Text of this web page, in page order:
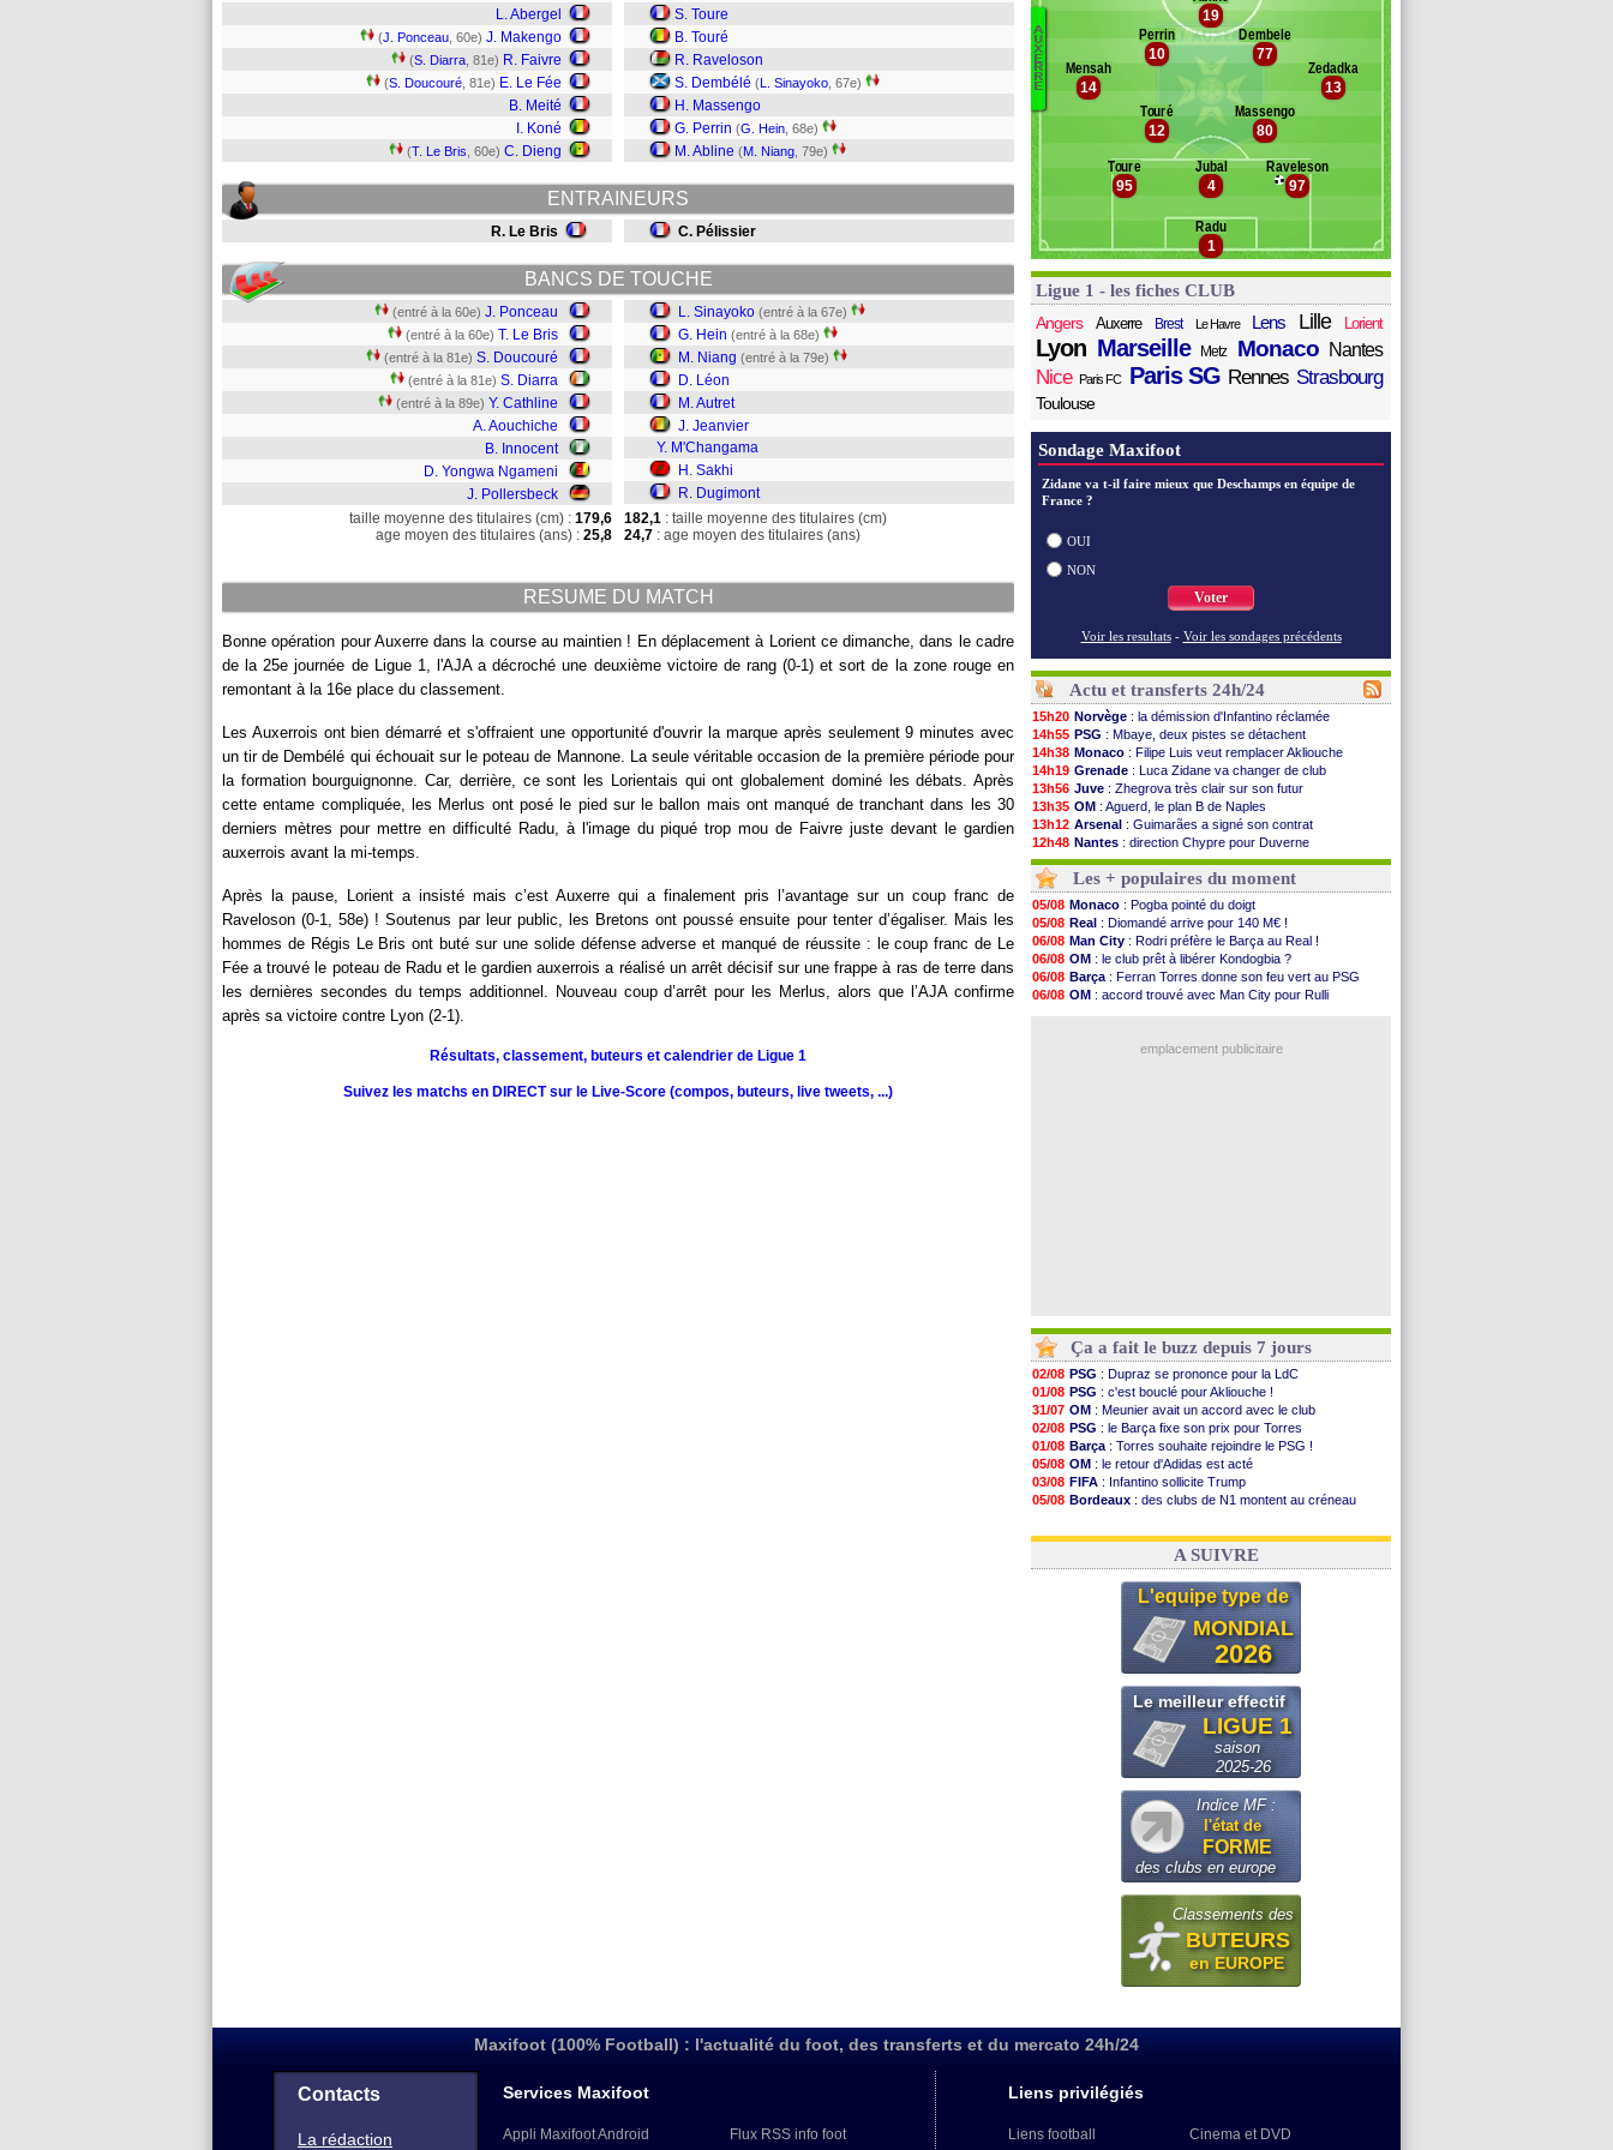
L. Abergel
(J. Ponceau , 60e) J. Makengo
(S. Diarra , 81e) R. Faivre
(S. Doucouré , 81e) E. Le Fée
B. Meité
I. Koné
(T. Le Bris , 60e) C. Dieng
S. Toure
B. Touré
R. Raveloson
S. Dembélé (L. Sinayoko , 67e)
H. Massengo
G. Perrin (G. Hein , 68e)
M. Abline (M. Niang , 79e)
ENTRAINEURS
R. Le Bris C. Pélissier
BANCS DE TOUCHE
(entré à la 60e) J. Ponceau
(entré à la 60e) T. Le Bris
(entré à la 81e) S. Doucouré
(entré à la 81e) S. Diarra
(entré à la 89e) Y. Cathline
A. Aouchiche
B. Innocent
D. Yongwa Ngameni
J. Pollersbeck
L. Sinayoko (entré à la 67e)
G. Hein (entré à la 68e)
M. Niang (entré à la 79e)
D. Léon
M. Autret
J. Jeanvier
Y. M'Changama
H. Sakhi
R. Dugimont
taille moyenne des titulaires (cm) : 179,6
age moyen des titulaires (ans) : 25,8
182,1 : taille moyenne des titulaires (cm)
24,7 : age moyen des titulaires (ans)
RESUME DU MATCH
Bonne opération pour Auxerre dans la course au maintien ! En déplacement à Lorient ce dimanche, dans le cadre
de la 25e journée de Ligue 1, l'AJA a décroché une deuxième victoire de rang (0-1) et sort de la zone rouge en
remontant à la 16e place du classement.
Les Auxerrois ont bien démarré et s'offraient une opportunité d'ouvrir la marque après seulement 9 minutes avec
un tir de Dembélé qui échouait sur le poteau de Mannone. La seule véritable occasion de la première période pour
la formation bourguignonne. Car, derrière, ce sont les Lorientais qui ont globalement dominé les débats. Après
cette entame compliquée, les Merlus ont posé le pied sur le ballon mais ont manqué de tranchant dans les 30
derniers mètres pour mettre en difficulté Radu, à l'image du piqué trop mou de Faivre juste devant le gardien
auxerrois avant la mi-temps.
Après la pause, Lorient a insisté mais c’est Auxerre qui a finalement pris l’avantage sur un coup franc de
Raveloson (0-1, 58e) ! Soutenus par leur public, les Bretons ont poussé ensuite pour tenter d’égaliser. Mais les
hommes de Régis Le Bris ont buté sur une solide défense adverse et manqué de réussite : le coup franc de Le
Fée a trouvé le poteau de Radu et le gardien auxerrois a réalisé un arrêt décisif sur une frappe à ras de terre dans
les dernières secondes du temps additionnel. Nouveau coup d’arrêt pour les Merlus, alors que l’AJA confirme
après sa victoire contre Lyon (2-1).
Résultats, classement, buteurs et calendrier de Ligue 1
Suivez les matchs en DIRECT sur le Live-Score (compos, buteurs, live tweets, ...)
Diarra
Ponceau
Banc des remplaçants
Sakhi
M'Changama
Autret
A
U
X
E
R
R
E
1
Radu
97
Raveleson
4
Jubal
95
Toure
80
Massengo
12
Touré
13
Zedadka
14
Mensah
77
Dembele
10
Perrin
19
Ligue 1 - les fiches CLUB
Angers
Auxerre Brest Le Havre Lens Lille Lorient
Lyon Marseille Metz Monaco Nantes
Nice Paris FC Paris SG Rennes Strasbourg
Toulouse
Sondage Maxifoot
Zidane va t-il faire mieux que Deschamps en équipe de
France ?
OUI
NON
Voter
Voir les resultats - Voir les sondages précédents
Actu et transferts 24h/24
15h20 Norvège : la démission d'Infantino réclamée
14h55 PSG : Mbaye, deux pistes se détachent
14h38 Monaco : Filipe Luis veut remplacer Akliouche
14h19 Grenade : Luca Zidane va changer de club
13h56 Juve : Zhegrova très clair sur son futur
13h35 OM : Aguerd, le plan B de Naples
13h12 Arsenal : Guimarães a signé son contrat
12h48 Nantes : direction Chypre pour Duverne
12h25 Monaco: le remplaçant d'Akliouche en ...
12h06
Man Utd: Bayindir signe au Celta (officiel)
11h53 Man City: Enzo Fernandez pour l'après-Rodri ?
11h31
Naples : l'option Monaco pour Lukaku !
11h10
OM : Lucas Perri a été approché
10h52
PSG: le coach de l'Ajax insiste pour Godts
10h33
PSG: une 2e offre en préparation pour Godts
10h12
Francfort: Dina Ebimbe signe à Schalke (off.)
10h09
Strasbourg: Saïdou Sow prêté à Nantes (off.)
: première offre à 45 M€ pour Rodri ?
Les + populaires du moment
05/08 Monaco : Pogba pointé du doigt
05/08 Real : Diomandé arrive pour 140 M€ !
06/08 Man City : Rodri préfère le Barça au Real !
06/08 OM : le club prêt à libérer Kondogbia ?
06/08 Barça : Ferran Torres donne son feu vert au PSG
06/08 OM : accord trouvé avec Man City pour Rulli
emplacement publicitaire
Ça a fait le buzz depuis 7 jours
02/08 PSG : Dupraz se prononce pour la LdC
01/08 PSG : c'est bouclé pour Akliouche !
31/07 OM : Meunier avait un accord avec le club
02/08 PSG : le Barça fixe son prix pour Torres
01/08 Barça : Torres souhaite rejoindre le PSG !
05/08 OM : le retour d'Adidas est acté
03/08 FIFA : Infantino sollicite Trump
05/08 Bordeaux : des clubs de N1 montent au créneau
03/08 Real: le démenti de Leipzig pour Diomandé
A SUIVRE
L'equipe type de
MONDIAL
2026
Le meilleur effectif
LIGUE 1
saison
2025-26
Indice MF :
l'état de
FORME
des clubs en europe
Classements des
BUTEURS
en EUROPE
Maxifoot (100% Football) : l'actualité du foot, des transferts et du mercato 24h/24
Contacts
La rédaction
Services Maxifoot
Appli Maxifoot Android
Flux RSS info foot
Liens privilégiés
Liens football
Cinema et DVD